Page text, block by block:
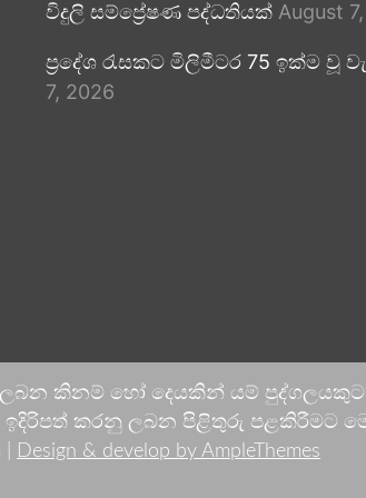
විදුලි සම්ප්‍රේෂණ පද්ධතියක් August
ප්‍රදේශ රැසකට මිලිමීටර 75 ඉක්ම වූ
7, 2026
ලබන කිනම් හෝ දෙයකින් යම්
කරනු ලබන පිළිතුරු පළකිරීමට මෙම
Design & develop by AmpleThemes